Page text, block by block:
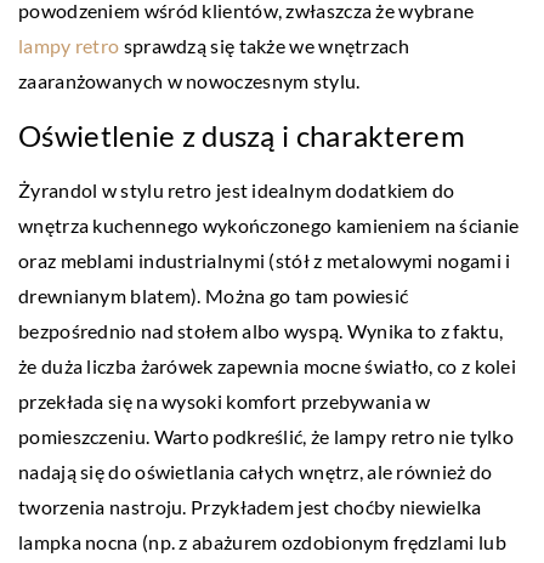
powodzeniem wśród klientów, zwłaszcza że wybrane
lampy retro sprawdzą się także we wnętrzach
zaaranżowanych w nowoczesnym stylu.
Oświetlenie z duszą i charakterem
Żyrandol w stylu retro jest idealnym dodatkiem do
wnętrza kuchennego wykończonego kamieniem na ścianie
oraz meblami industrialnymi (stół z metalowymi nogami i
drewnianym blatem). Można go tam powiesić
bezpośrednio nad stołem albo wyspą. Wynika to z faktu,
że duża liczba żarówek zapewnia mocne światło, co z kolei
przekłada się na wysoki komfort przebywania w
pomieszczeniu. Warto podkreślić, że lampy retro nie tylko
nadają się do oświetlania całych wnętrz, ale również do
tworzenia nastroju. Przykładem jest choćby niewielka
lampka nocna (np. z abażurem ozdobionym frędzlami lub